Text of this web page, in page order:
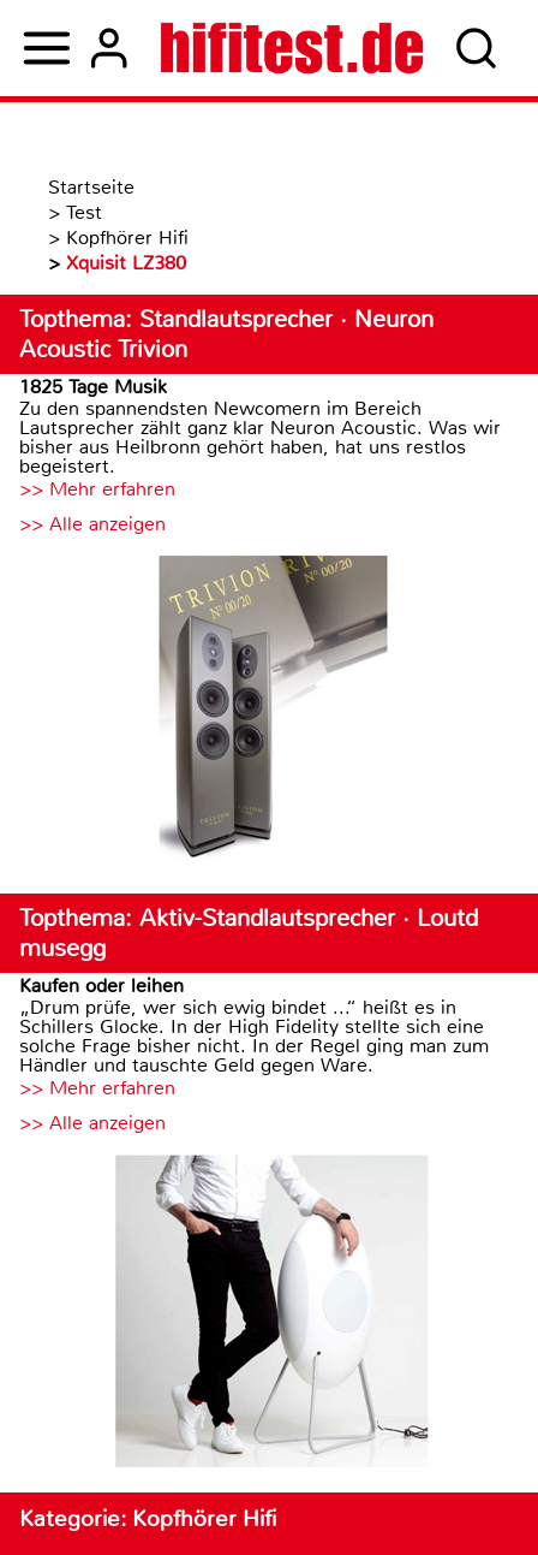
Startseite
> Test
> Kopfhörer Hifi
> Xquisit LZ380
Topthema: Standlautsprecher · Neuron
Acoustic Trivion
1825 Tage Musik
Zu den spannendsten Newcomern im Bereich
Lautsprecher zählt ganz klar Neuron Acoustic. Was wir
bisher aus Heilbronn gehört haben, hat uns restlos
begeistert.
>> Mehr erfahren
>> Alle anzeigen
Topthema: Aktiv-Standlautsprecher · Loutd
musegg
Kaufen oder leihen
„Drum prüfe, wer sich ewig bindet ...“ heißt es in
Schillers Glocke. In der High Fidelity stellte sich eine
solche Frage bisher nicht. In der Regel ging man zum
Händler und tauschte Geld gegen Ware.
>> Mehr erfahren
>> Alle anzeigen
Kategorie: Kopfhörer Hifi